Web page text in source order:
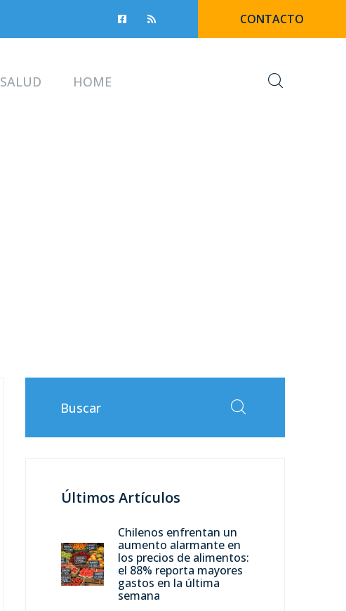
CONTACTO
SALUD HOME
Últimos Artículos
Chilenos enfrentan un
aumento alarmante en
los precios de alimentos:
el 88% reporta mayores
gastos en la última
semana